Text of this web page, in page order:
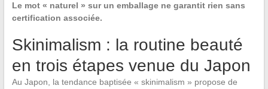
Le mot « naturel » sur un emballage ne garantit rien sans
certification associée.
Skinimalism : la routine beauté
en trois étapes venue du Japon
Au Japon, la tendance baptisée « skinimalism » propose de